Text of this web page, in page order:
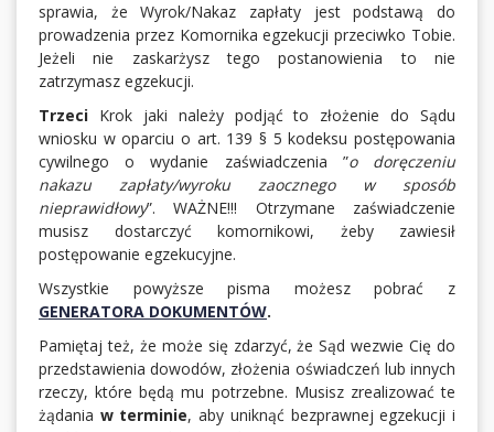
sprawia, że Wyrok/Nakaz zapłaty jest podstawą do
prowadzenia przez Komornika egzekucji przeciwko Tobie.
Jeżeli nie zaskarżysz tego postanowienia to nie
zatrzymasz egzekucji.
Trzeci Krok jaki należy podjąć to złożenie do Sądu
wniosku w oparciu o art. 139 § 5 kodeksu postępowania
cywilnego o wydanie zaświadczenia ”o doręczeniu
nakazu zapłaty/wyroku zaocznego w sposób
nieprawidłowy”. WAŻNE!!! Otrzymane zaświadczenie
musisz dostarczyć komornikowi, żeby zawiesił
postępowanie egzekucyjne.
Wszystkie powyższe pisma możesz pobrać z
GENERATORA DOKUMENTÓW.
Pamiętaj też, że może się zdarzyć, że Sąd wezwie Cię do
przedstawienia dowodów, złożenia oświadczeń lub innych
rzeczy, które będą mu potrzebne. Musisz zrealizować te
żądania w terminie, aby uniknąć bezprawnej egzekucji i